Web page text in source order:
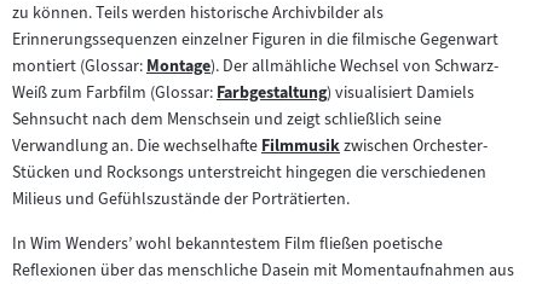
zu können. Teils werden historische Archivbilder als
Erinnerungssequenzen einzelner Figuren in die filmische Gegenwart
montiert (Glossar:Zum
Inhalt:
Montage). Der allmähliche Wechsel von Schwarz-
Weiß zum Farbfilm (Glossar:Zum
Inhalt:
Farbgestaltung) visualisiert Damiels
Sehnsucht nach dem Menschsein und zeigt schließlich seine
Verwandlung an. Die wechselhafteZum
Inhalt:
Filmmusikzwischen Orchester-
Stücken und Rocksongs unterstreicht hingegen die verschiedenen
Milieus und Gefühlszustände der Porträtierten.
In Wim Wenders’ wohl bekanntestem Film fließen poetische
Reflexionen über das menschliche Dasein mit Momentaufnahmen aus